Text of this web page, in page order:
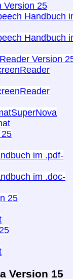
Version 25
Handbuch
Handbuch
Version
SuperNova
im .pdf-
im .doc-
25
Version 15